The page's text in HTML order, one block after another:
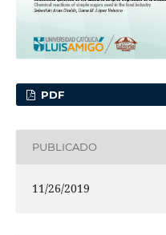
PDF
PUBLICADO
11/26/2019